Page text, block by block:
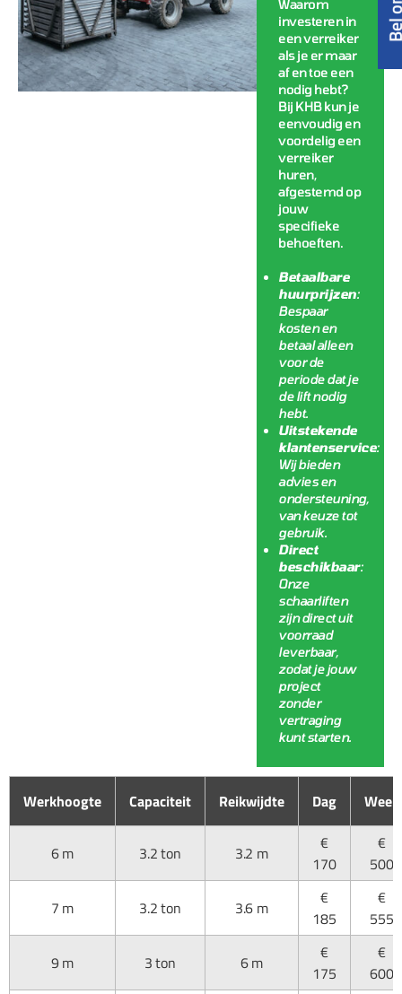
Waarom
investeren in
een verreiker
als je er maar
af en toe een
nodig hebt?
Bij KHB kun je
eenvoudig en
voordelig een
verreiker
huren,
afgestemd op
jouw
specifieke
behoeften.
Betaalbare
huurprijzen:
Bespaar
kosten en
betaal alleen
voor de
periode dat je
de lift nodig
hebt.
Uitstekende
klantenservice:
Wij bieden
advies en
ondersteuning,
van keuze tot
gebruik.
Direct
beschikbaar:
Onze
schaarliften
zijn direct uit
voorraad
leverbaar,
zodat je jouw
project
zonder
vertraging
kunt starten.
Werkhoogte Capaciteit Reikwijdte Dag Week
6 m 3.2 ton 3.2 m
€
170
€
500
7 m 3.2 ton 3.6 m
€
185
€
555
9 m 3 ton 6 m
€
175
€
600